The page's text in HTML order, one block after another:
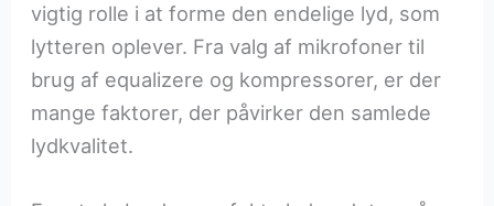
vigtig rolle i at forme den endelige lyd, som
lytteren oplever. Fra valg af mikrofoner til
brug af equalizere og kompressorer, er der
mange faktorer, der påvirker den samlede
lydkvalitet.